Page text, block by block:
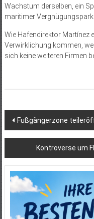
Wachstum derselben, ein
maritimer
Wie Hafendirektor Martínez
Verwirklichung kommen,
sich keine weiteren Firmen
Fußgängerzone
Kontroverse um